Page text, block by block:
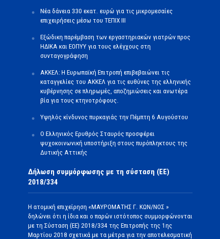
Νέα δάνεια 330 εκατ. ευρώ για τις μικρομεσαίες
επιχειρήσεις μέσω του ΤΕΠΙΧ ΙΙΙ
Εξώδικη παρέμβαση των εργαστηριακών γιατρών προς
ΗΔΙΚΑ και ΕΟΠΥΥ για τους ελέγχους στη
συνταγογράφηση
ΑΚΚΕΛ: Η Ευρωπαϊκή Επιτροπή επιβεβαιώνει τις
καταγγελίες του ΑΚΚΕΛ για τις ευθύνες της ελληνικής
κυβέρνησης σε πληρωμές, αποζημιώσεις και ανωτέρα
βία για τους κτηνοτρόφους.
Υψηλός κίνδυνος πυρκαγιάς την Πέμπτη 6 Αυγούστου
Ο Ελληνικός Ερυθρός Σταυρός προσφέρει
ψυχοκοινωνική υποστήριξη στους πυρόπληκτους της
Δυτικής Αττικής
Δήλωση συμμόρφωσης με τη σύσταση (ΕΕ)
2018/334
Η ατομική επιχείρηση «ΜΑΥΡΟΜΑΤΗΣ Γ. ΚΩΝ/ΝΟΣ »
δηλώνει ότι η ίδια και ο παρών ιστότοπος συμμορφώνονται
με τη Σύσταση (ΕΕ) 2018/334 της Επιτροπής της 1ης
Μαρτίου 2018 σχετικά με τα μέτρα για την αποτελεσματική